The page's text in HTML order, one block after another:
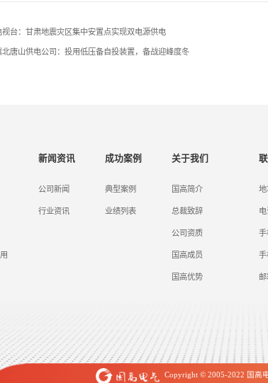
视台：甘肃地震灾区集中安置点实现双电源供电
北唐山供电公司：投用低压备自投装置，备战迎峰度冬
新闻资讯
公司新闻
行业资讯
成功案例
典型案例
业绩列表
关于我们
国高简介
总裁致辞
公司资质
国高成员
国高优势
地
手
手
Copyright © 2005-2022 国高